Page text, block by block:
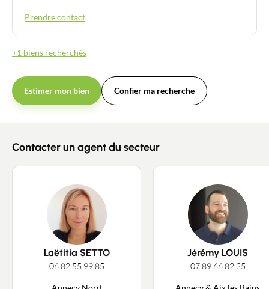
Prendre contact
+1 biens recherchés
Estimer mon bien Confier ma recherche
Contacter un agent du secteur
Laëtitia SETTO
06 82 55 99 85
Jérémy LOUIS
07 89 66 82 25